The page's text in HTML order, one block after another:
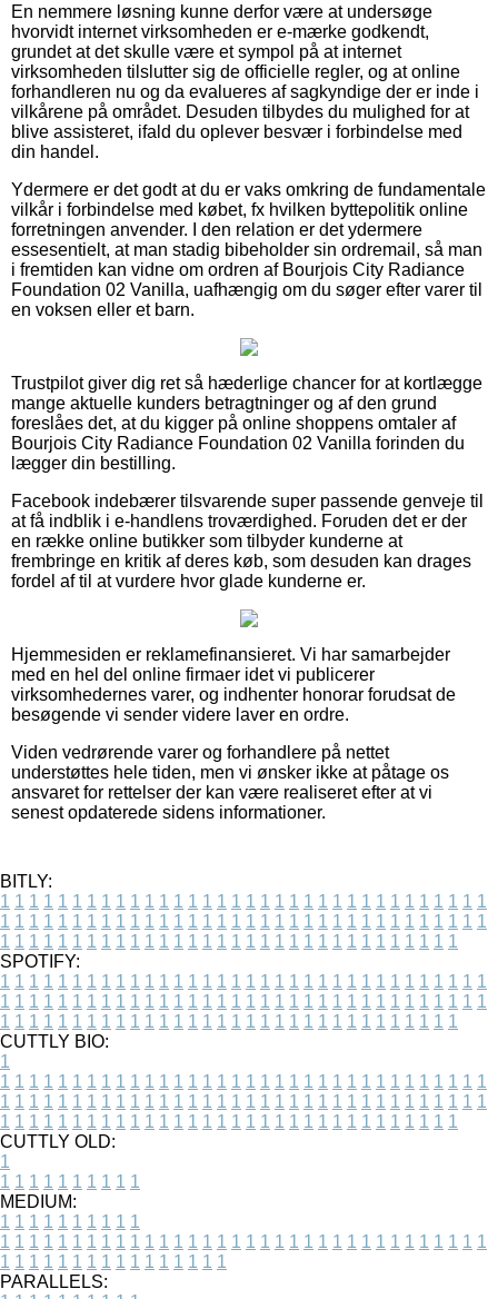
En nemmere løsning kunne derfor være at undersøge
hvorvidt internet virksomheden er e-mærke godkendt,
grundet at det skulle være et sympol på at internet
virksomheden tilslutter sig de officielle regler, og at online
forhandleren nu og da evalueres af sagkyndige der er inde i
vilkårene på området. Desuden tilbydes du mulighed for at
blive assisteret, ifald du oplever besvær i forbindelse med
din handel.
Ydermere er det godt at du er vaks omkring de fundamentale
vilkår i forbindelse med købet, fx hvilken byttepolitik online
forretningen anvender. I den relation er det ydermere
essesentielt, at man stadig bibeholder sin ordremail, så man
i fremtiden kan vidne om ordren af Bourjois City Radiance
Foundation 02 Vanilla, uafhængig om du søger efter varer til
en voksen eller et barn.
Trustpilot giver dig ret så hæderlige chancer for at kortlægge
mange aktuelle kunders betragtninger og af den grund
foreslåes det, at du kigger på online shoppens omtaler af
Bourjois City Radiance Foundation 02 Vanilla forinden du
lægger din bestilling.
Facebook indebærer tilsvarende super passende genveje til
at få indblik i e-handlens troværdighed. Foruden det er der
en række online butikker som tilbyder kunderne at
frembringe en kritik af deres køb, som desuden kan drages
fordel af til at vurdere hvor glade kunderne er.
Hjemmesiden er reklamefinansieret. Vi har samarbejder
med en hel del online firmaer idet vi publicerer
virksomhedernes varer, og indhenter honorar forudsat de
besøgende vi sender videre laver en ordre.
Viden vedrørende varer og forhandlere på nettet
understøttes hele tiden, men vi ønsker ikke at påtage os
ansvaret for rettelser der kan være realiseret efter at vi
senest opdaterede sidens informationer.
BITLY:
1 1 1 1 1 1 1 1 1 1 1 1 1 1 1 1 1 1 1 1 1 1 1 1 1 1 1 1 1 1 1 1 1 1
1 1 1 1 1 1 1 1 1 1 1 1 1 1 1 1 1 1 1 1 1 1 1 1 1 1 1 1 1 1 1 1 1 1
1 1 1 1 1 1 1 1 1 1 1 1 1 1 1 1 1 1 1 1 1 1 1 1 1 1 1 1 1 1 1 1
SPOTIFY:
1 1 1 1 1 1 1 1 1 1 1 1 1 1 1 1 1 1 1 1 1 1 1 1 1 1 1 1 1 1 1 1 1 1
1 1 1 1 1 1 1 1 1 1 1 1 1 1 1 1 1 1 1 1 1 1 1 1 1 1 1 1 1 1 1 1 1 1
1 1 1 1 1 1 1 1 1 1 1 1 1 1 1 1 1 1 1 1 1 1 1 1 1 1 1 1 1 1 1 1
CUTTLY BIO:
1
1 1 1 1 1 1 1 1 1 1 1 1 1 1 1 1 1 1 1 1 1 1 1 1 1 1 1 1 1 1 1 1 1 1
1 1 1 1 1 1 1 1 1 1 1 1 1 1 1 1 1 1 1 1 1 1 1 1 1 1 1 1 1 1 1 1 1 1
1 1 1 1 1 1 1 1 1 1 1 1 1 1 1 1 1 1 1 1 1 1 1 1 1 1 1 1 1 1 1 1
CUTTLY OLD:
1
1 1 1 1 1 1 1 1 1 1
MEDIUM:
1 1 1 1 1 1 1 1 1 1
1 1 1 1 1 1 1 1 1 1 1 1 1 1 1 1 1 1 1 1 1 1 1 1 1 1 1 1 1 1 1 1 1 1
1 1 1 1 1 1 1 1 1 1 1 1 1 1 1 1
PARALLELS: